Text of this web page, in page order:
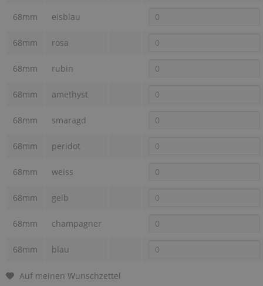
68mm eisblau
68mm rosa
68mm rubin
68mm amethyst
68mm smaragd
68mm peridot
68mm weiss
68mm gelb
68mm champagner
68mm blau
Auf meinen Wunschzettel